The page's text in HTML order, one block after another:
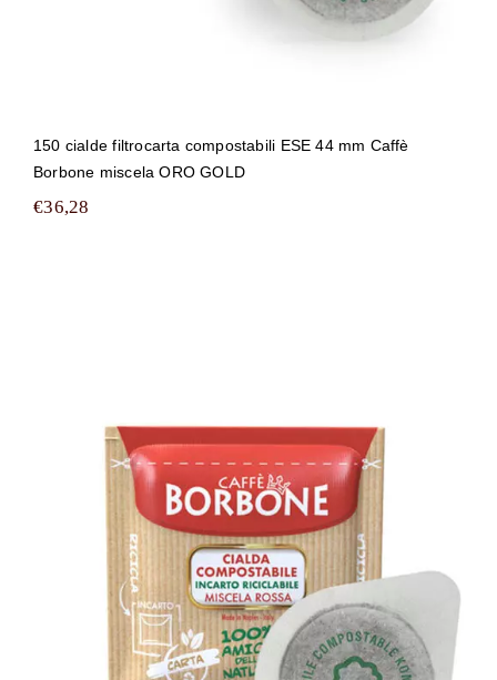
150 cialde filtrocarta compostabili ESE 44 mm Caffè
Borbone miscela ORO GOLD
€36,28
150 cialde filtrocarta compostabili ESE
44 mm Caffè Borbone miscela ROSSA
(RED)